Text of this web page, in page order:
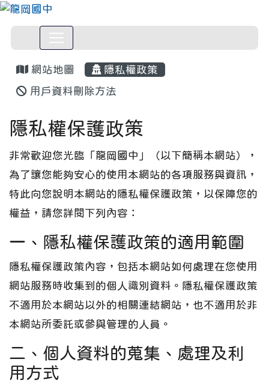
網站地圖
隱私權政策
用戶資料刪除方法
隱私權保護政策
非常歡迎您光臨「龍岡國中」（以下簡稱本網站），
為了讓您能夠安心的使用本網站的各項服務與資訊，
特此向您說明本網站的隱私權保護政策，以保障您的
權益，請您詳閱下列內容：
一、隱私權保護政策的適用範圍
隱私權保護政策內容，包括本網站如何處理在您使用
網站服務時收集到的個人識別資料。隱私權保護政策
不適用於本網站以外的相關連結網站，也不適用於非
本網站所委託或參與管理的人員。
二、個人資料的蒐集、處理及利
用方式